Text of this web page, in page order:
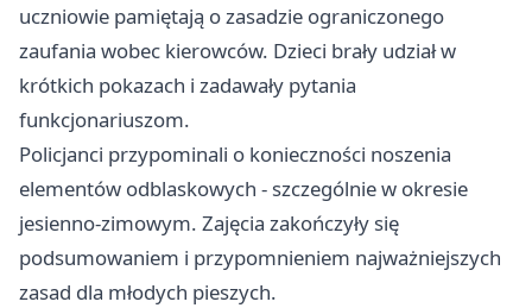
uczniowie pamiętają o zasadzie ograniczonego
zaufania wobec kierowców. Dzieci brały udział w
krótkich pokazach i zadawały pytania
funkcjonariuszom.
Policjanci przypominali o konieczności noszenia
elementów odblaskowych - szczególnie w okresie
jesienno-zimowym. Zajęcia zakończyły się
podsumowaniem i przypomnieniem najważniejszych
zasad dla młodych pieszych.